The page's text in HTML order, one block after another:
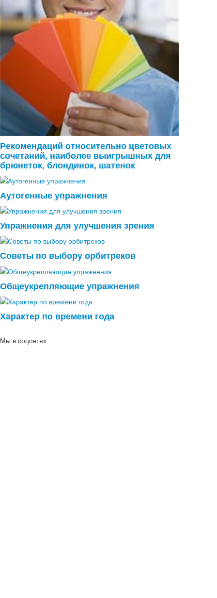
Рекомендаций относительно цветовых
сочетаний, наиболее выигрышных для
брюнеток, блондинок, шатенок
Аутогенные упражнения
Упражнения для улучшения зрения
Советы по выбору орбитреков
Общеукрепляющие упражнения
Характер по времени года
Мы в соцсетях